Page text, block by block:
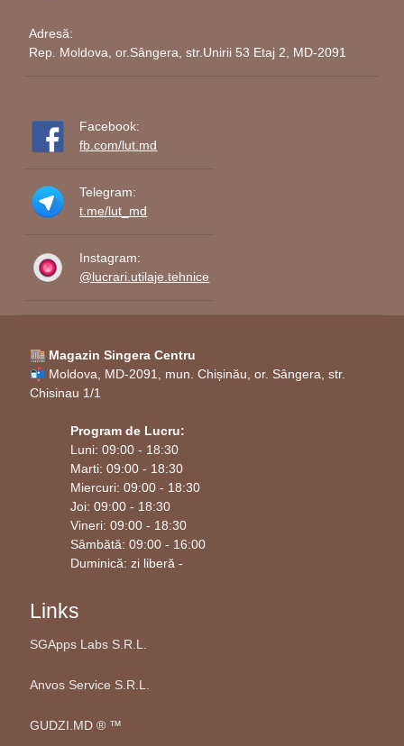
Adresă:
Rep. Moldova, or.Sângera, str.Unirii 53 Etaj 2, MD-2091
Facebook:
fb.com/lut.md
Telegram:
t.me/lut_md
Instagram:
@lucrari.utilaje.tehnice
🏬 Magazin Singera Centru
📬 Moldova, MD-2091, mun. Chișinău, or. Sângera, str.
Chisinau 1/1
Program de Lucru:
Luni: 09:00 - 18:30
Marti: 09:00 - 18:30
Miercuri: 09:00 - 18:30
Joi: 09:00 - 18:30
Vineri: 09:00 - 18:30
Sâmbătă: 09:00 - 16:00
Duminică: zi liberă -
Links
SGApps Labs S.R.L.
Anvos Service S.R.L.
GUDZI.MD ®️ ™️